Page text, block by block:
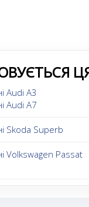
Audi A3
Audi A7
Skoda Superb
Volkswagen Passat